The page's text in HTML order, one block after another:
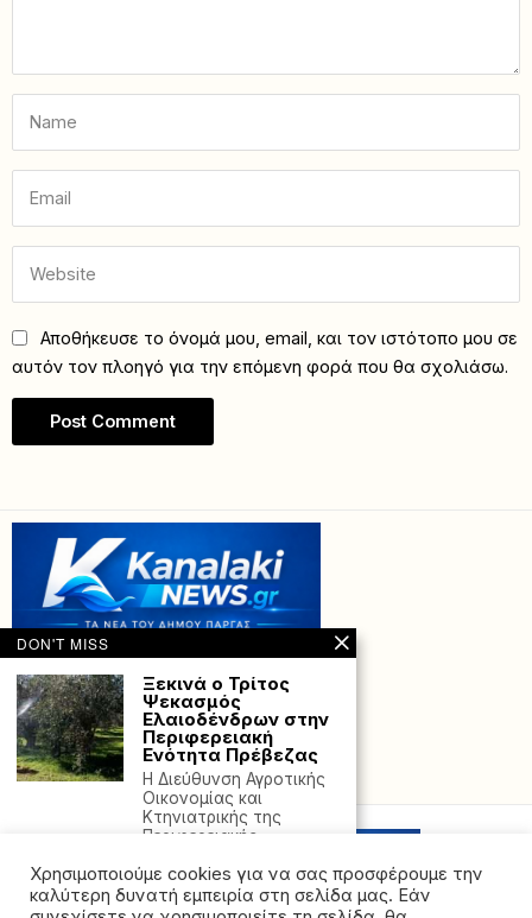
Αποθήκευσε το όνομά μου, email, και τον ιστότοπο μου σε
αυτόν τον πλοηγό για την επόμενη φορά που θα σχολιάσω.
Powered with by Hostville”)
Χρησιμοποιούμε cookies για να σας προσφέρουμε την
καλύτερη δυνατή εμπειρία στη σελίδα μας. Εάν
DON'T MISS
Ξεκινά ο Τρίτος
Ψεκασμός
Ελαιοδένδρων στην
Περιφερειακή
Ενότητα Πρέβεζας
Η Διεύθυνση Αγροτικής
Οικονομίας και
Κτηνιατρικής της
Περιφερειακής
Σημαντικά μηνύματα
για τον ρόλο